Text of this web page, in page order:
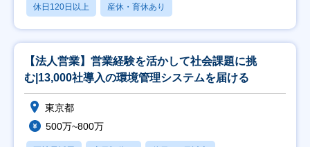
休日120日以上 産休・育休あり
【法人営業】営業経験を活かして社会課題に挑
む|13,000社導入の環境管理システムを届ける
東京都
500万~800万